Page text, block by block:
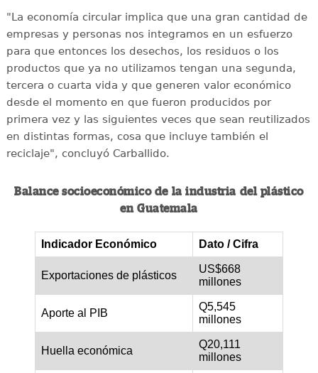
"La economía circular implica que una gran cantidad de
empresas y personas nos integramos en un esfuerzo
para que entonces los desechos, los residuos o los
productos que ya no utilizamos tengan una segunda,
tercera o cuarta vida y que generen valor económico
desde el momento en que fueron producidos por
primera vez y las siguientes veces que sean reutilizados
en distintas formas, cosa que incluye también el
reciclaje", concluyó Carballido.
Balance socioeconómico de la industria del plástico
en Guatemala
Indicador Económico Dato / Cifra
Exportaciones de plásticos
US$668
millones
Aporte al PIB
Q5,545
millones
Huella económica
Q20,111
millones